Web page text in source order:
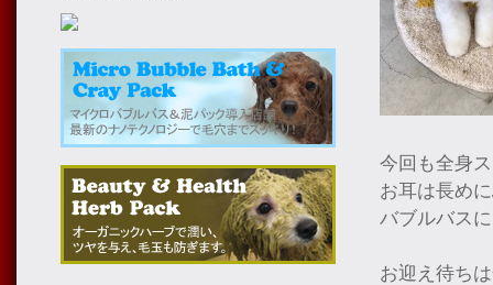
今回も全身
お耳は長め
バブルバス
お迎え待ち